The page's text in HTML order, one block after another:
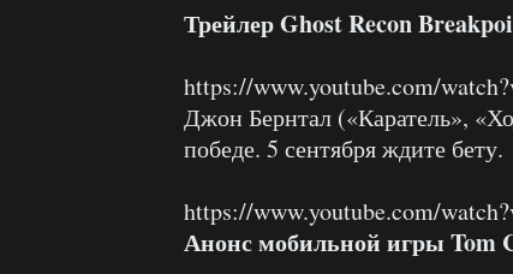
Трейлер Ghost Recon
https://www.youtube.com/
Джон Бернтал («Каратель»,
победе. 5 сентября ждите бету.
https://www.youtube.com/
Анонс мобильной игры Tom